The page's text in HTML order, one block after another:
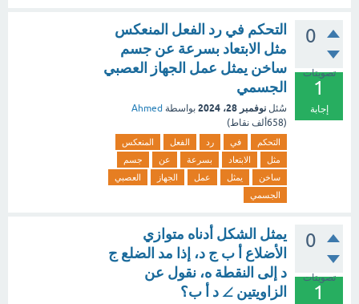
0
تصويتات
1
إجابة
التحكم في رد الفعل المنعكس
مثل الابتعاد بسرعة عن جسم
ساخن يمثل عمل الجهاز العصبي
الجسمي
سُئل نوفمبر 28، 2024 بواسطة Ahmed
(658ألف نقاط)
التحكم في رد الفعل
المنعكس
مثل
الابتعاد بسرعة عن
جسم
ساخن
يمثل عمل الجهاز
العصبي
الجسمي
0
تصويتات
1
يمثل الشكل أدناه متوازي
الأضلاع أ ب ج د، إذا مد الضلع ج
د إلى النقطة ه، نقول عن
الزاويتين ∠ د أ ب؟